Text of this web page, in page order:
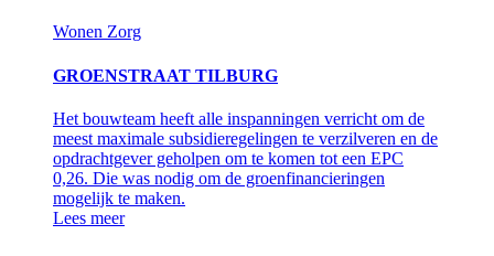
Wonen Zorg
GROENSTRAAT TILBURG
Het bouwteam heeft alle inspanningen verricht om de
meest maximale subsidieregelingen te verzilveren en de
opdrachtgever geholpen om te komen tot een EPC
0,26. Die was nodig om de groenfinancieringen
mogelijk te maken.
Lees meer